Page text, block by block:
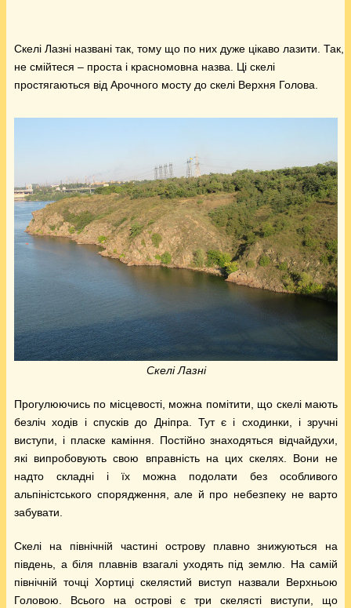
Скелі Лазні названі так, тому що по них дуже цікаво лазити. Так,
не смійтеся – проста і красномовна назва. Ці скелі
простягаються від Арочного мосту до скелі Верхня Голова.
Скелі Лазні
Прогулюючись по місцевості, можна помітити, що скелі мають
безліч ходів і спусків до Дніпра. Тут є і сходинки, і зручні
виступи, і пласке каміння. Постійно знаходяться відчайдухи,
які випробовують свою вправність на цих скелях. Вони не
надто складні і їх можна подолати без особливого
альпіністського спорядження, але й про небезпеку не варто
забувати.
Скелі на північній частині острову плавно знижуються на
південь, а біля плавнів взагалі уходять під землю. На самій
північній точці Хортиці скелястий виступ назвали Верхньою
Головою. Всього на острові є три скелясті виступи, що